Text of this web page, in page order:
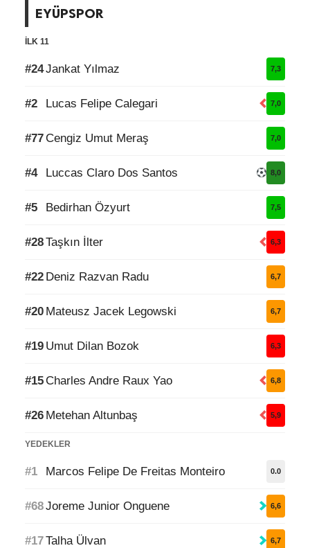
EYÜPSPOR
İLK 11
#24Jankat Yılmaz 7,3
#2 Lucas Felipe Calegari 7,0
#77Cengiz Umut Meraş 7,0
#4 Luccas Claro Dos Santos 8,0
#5 Bedirhan Özyurt 7,5
#28Taşkın İlter 6,3
#22 Deniz Razvan Radu 6,7
#20 Mateusz Jacek Legowski 6,7
#19 Umut Dilan Bozok 6,3
#15Charles Andre Raux Yao 6,8
#26 Metehan Altunbaş 5,9
YEDEKLER
#1 Marcos Felipe De Freitas Monteiro 0.0
#68Joreme Junior Onguene 6,6
#17Talha Ülvan 6,7